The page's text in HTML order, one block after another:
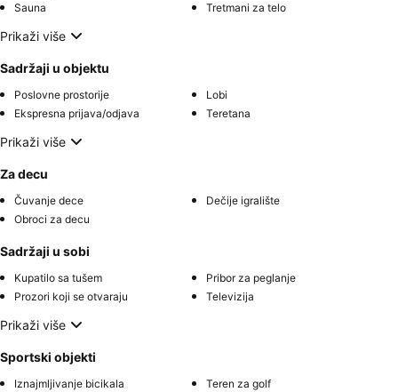
Sauna
Tretmani za telo
Prikaži više
Sadržaji u objektu
Poslovne prostorije
Lobi
Ekspresna prijava/odjava
Teretana
Prikaži više
Za decu
Čuvanje dece
Dečije igralište
Obroci za decu
Sadržaji u sobi
Kupatilo sa tušem
Pribor za peglanje
Prozori koji se otvaraju
Televizija
Prikaži više
Sportski objekti
Iznajmljivanje bicikala Teren za golf